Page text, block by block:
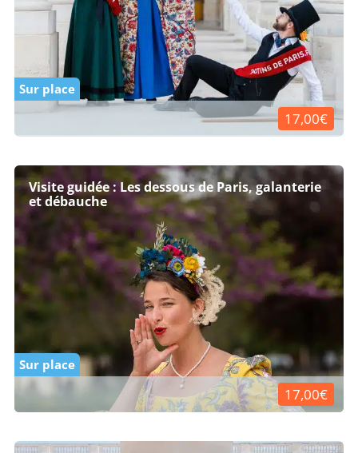
Sur place
17,00€
Visite guidée : Les dessous de Paris, galanterie
et débauche
Sur place
17,00€